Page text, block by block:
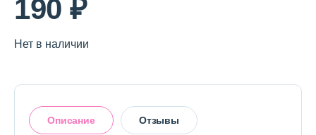
Контактная информация
190 ₽
Нет в наличии
Описание Отзывы